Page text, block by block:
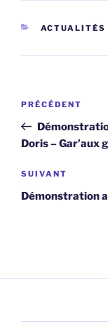
CATÉGORIES
ACTUALITÉS
Navigation
l’article
Article
précédent
PRÉCÉDENT
Doris – Gar’aux
Article
suivant
SUIVANT
Démonstration